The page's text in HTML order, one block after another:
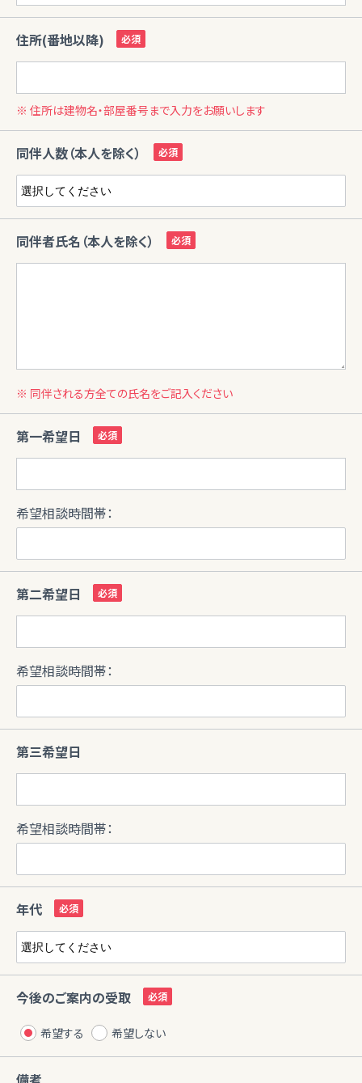
住所(番地以降)
※ 住所は建物名・部屋番号まで入力をお願いします
同伴人数（本人を除く）
同伴者氏名（本人を除く）
※ 同伴される方全ての氏名をご記入ください
第一希望日
希望相談時間帯：
第二希望日
希望相談時間帯：
第三希望日
希望相談時間帯：
年代
今後のご案内の受取
希望する 希望しない